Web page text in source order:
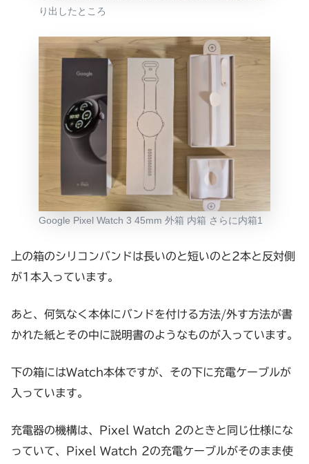
り出したところ
Google Pixel Watch 3 45mm 外箱 内箱 さらに内箱1
上の箱のシリコンバンドは長いのと短いのと2本と反対側
が1本入っています。
あと、何気なく本体にバンドを付ける方法/外す方法が書
かれた紙とその中に説明書のようなものが入っています。
下の箱にはWatch本体ですが、その下に充電ケーブルが
入っています。
充電器の機構は、Pixel Watch 2のときと同じ仕様にな
っていて、Pixel Watch 2の充電ケーブルがそのまま使